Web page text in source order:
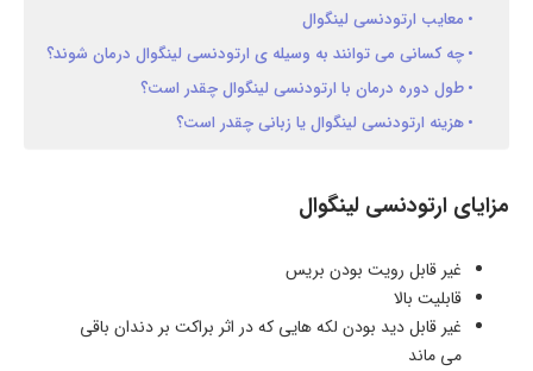
معایب ارتودنسی لینگوال
چه کسانی می توانند به وسیله ی ارتودنسی لینگوال درمان شوند؟
طول دوره درمان با ارتودنسی لینگوال چقدر است؟
هزینه ارتودنسی لینگوال یا زبانی چقدر است؟
مزایای ارتودنسی لینگوال
غیر قابل رویت بودن بریس
قابلیت بالا
غیر قابل دید بودن لکه هایی که در اثر براکت بر دندان باقی
می ماند